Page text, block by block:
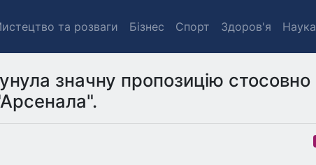
та розваги Бізнес Спорт Здоров'я Наука
значну пропозицію стосовно